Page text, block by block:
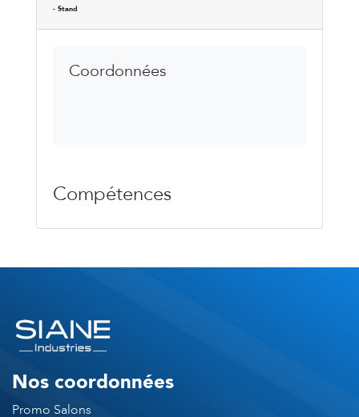
- Stand
Coordonnées
Compétences
Nos coordonnées
Promo Salons